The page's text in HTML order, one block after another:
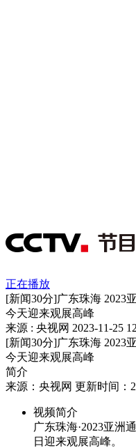
正在播放
[新闻30分]广东珠海 2023
今天迎来观展高峰
来源 : 央视网 2023-11-25
[新闻30分]广东珠海 2023
今天迎来观展高峰
简介
来源：央视网 更新时间：
视频简介
广东珠海·2023亚洲
日迎来观展高峰。